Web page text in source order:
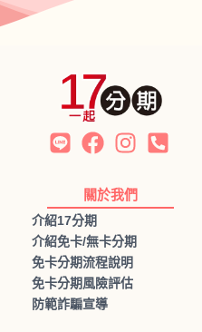
關於我們
介紹17分期
介紹免卡/無卡分期
免卡分期流程說明
免卡分期風險評估
防範詐騙宣導